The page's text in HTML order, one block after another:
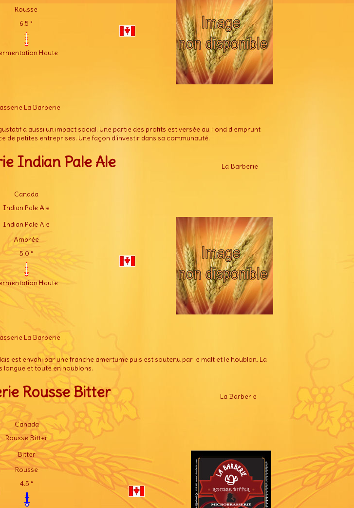
Rousse
6.5 °
Haute
La Barberie
a aussi un impact social. Une partie des profits est versée au Fond d'emprunt
de petites entreprises. Une façon d'investir dans sa communauté.
Indian Pale Ale La Barberie
Canada
Indian Pale Ale
Indian Pale Ale
Ambrée
5.0 °
Haute
La Barberie
est envahi par une franche amertume puis est soutenu par le malt et le houblon. La
longue et toute en houblons.
Rousse Bitter La Barberie
Canada
Rousse Bitter
Bitter
Rousse
4.5 °